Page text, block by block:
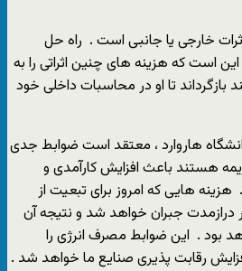
خارجی یا جانبی است . راه حل
است که هزینه های چنین اثراتی را به
بازگرداند تا او در محاسبات داخلی خود
هاروارد ، معتقد است ضوابط جدی
هستند باعث افزایش کارآمدی و
هایی که امروز برای تبعیت از
درازمدت جبران خواهد شد و نتیجه آن
بود . این ضوابط مصرف انرژی را
رقابت پذیری صنایع ما خواهد شد .